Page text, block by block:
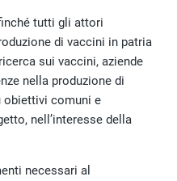
tutti gli attori
di vaccini in patria
sui vaccini, aziende
nella produzione di
obiettivi comuni e
nell’interesse della
necessari al